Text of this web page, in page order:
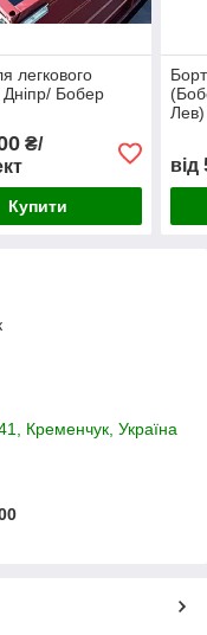
легкового
Бобер
₴/
Купити
Лев)
від
Кременчук, Україна